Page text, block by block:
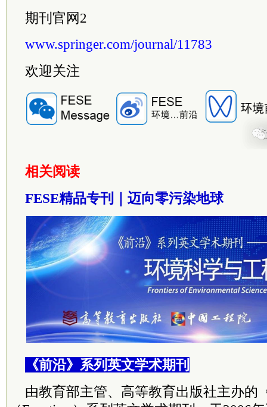
期刊官网2
www.springer.com/journal/11783
欢迎关注
相关阅读
FESE精品专刊｜迈向零污染地球
《前沿》系列英文学术期刊
由教育部主管、高等教育出版社主办的